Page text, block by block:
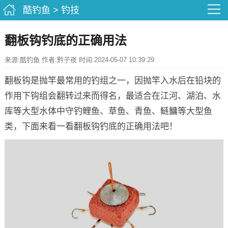
酷钓鱼 > 钓技
翻板钩钓底的正确用法
来源:酷钓鱼 作者:黔子夜 时间:2024-05-07 10:39:29
翻板钩是抛竿最常用的钓组之一，因抛竿入水后在铅块的
作用下钩组会翻转过来而得名，最适合在江河、湖泊、水
库等大型水体中守钓鲤鱼、草鱼、青鱼、鲢鳙等大型鱼
类，下面来看一看翻板钩钓底的正确用法吧！